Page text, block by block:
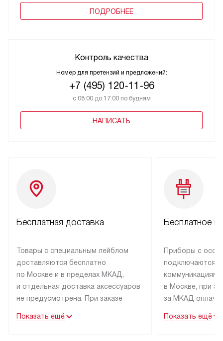
ПОДРОБНЕЕ
Контроль качества
Номер для претензий и предложений:
+7 (495) 120-11-96
с 08:00 до 17:00 по будням
НАПИСАТЬ
Бесплатная доставка
Товары с специальным лейблом
доставляются бесплатно
по Москве и в пределах МКАД,
и отдельная доставка аксессуаров
не предусмотрена. При заказе
рекомендуем обсудить
Показать ещё
Бесплатное
Приборы с
подключаются к
коммуникациям
в Москве, при
за МКАД
партнера
Показать ещё